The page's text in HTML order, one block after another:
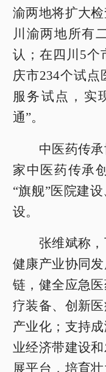
渝两地将扩大
川渝两地所有
认；在四川5个
庆市234个试点
服务试点，实
通”。
中医药传承
家中医药传承
“旗舰”医院建
设。
张维斌称，
健康产业协同
链，健全应急
疗装备、创新
产业化；支持
业经济带建设
展平台，培育